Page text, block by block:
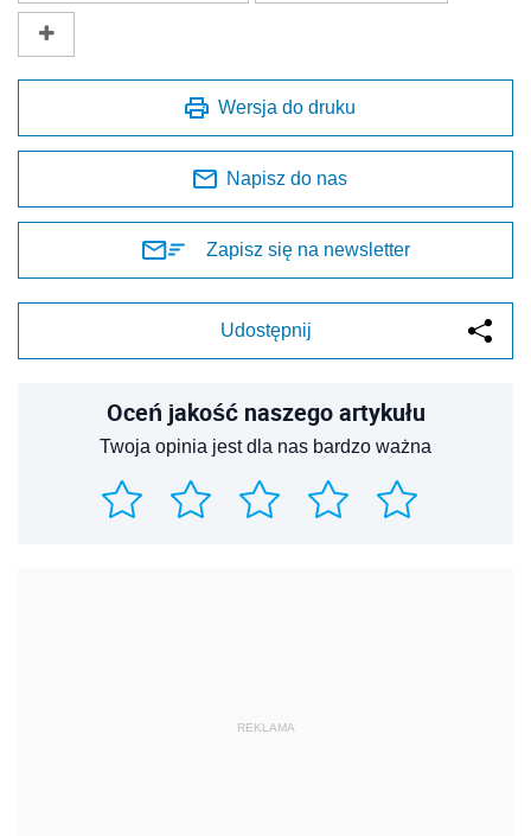
Wersja do druku
Napisz do nas
Zapisz się na newsletter
Udostępnij
Oceń jakość naszego artykułu
Twoja opinia jest dla nas bardzo ważna
REKLAMA